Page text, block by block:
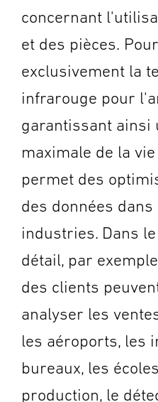
concernant
et des pièces.
exclusivement la
infrarouge pour
garantissant ainsi
maximale de la
permet des
des données
industries. Dans
détail, par
des clients
analyser les
les aéroports, les
bureaux, les
production, le